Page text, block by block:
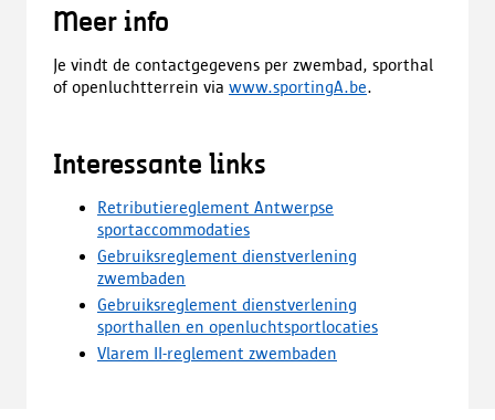
Meer info
Je vindt de contactgegevens per zwembad, sporthal
of openluchtterrein via www.sportingA.be.
Interessante links
Retributiereglement Antwerpse
sportaccommodaties
Gebruiksreglement dienstverlening
zwembaden
Gebruiksreglement dienstverlening
sporthallen en openluchtsportlocaties
Vlarem II-reglement zwembaden